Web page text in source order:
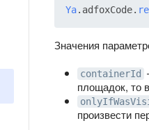
Ya. adfoxCode.
Значения
containerId
площадок, то
произвести